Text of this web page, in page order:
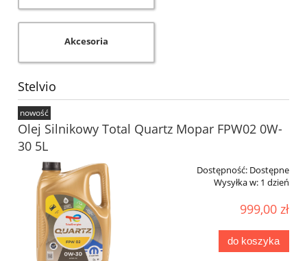
Akcesoria
Stelvio
Olej Silnikowy Total Quartz Mopar FPW02 0W-
30 5L
Dostępność: Dostępne
Wysyłka w: 1 dzień
999,00 zł
do koszyka
nowość